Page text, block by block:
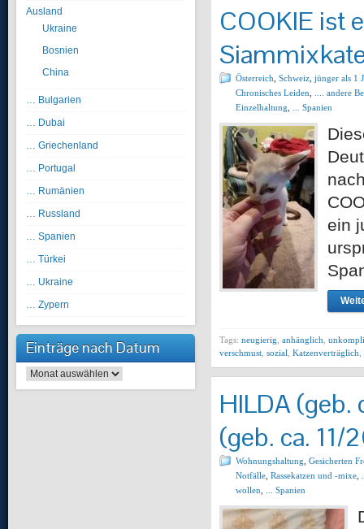
Ausland
Ukraine
Bosnien
China
… Bulgarien
… Dubai
… Griechenland
… Portugal
… Rumänien
… Russland
… Spanien
… Türkei
… Ukraine
… Zypern
Einträge nach Datum
Einträge nach Datum
COOKIE ist
Österreich Schweiz jünger als 1
Chronisches Leiden
.... andere
Einzelhaltung
... Spanien
ein
Tags: neugierig anhänglich
verschmust sozial Katzenverträglich
HILDA
(geb. ca. 11/
Wohnungshaltung Gesicherten
Notfälle Rassekatzen und -mixe
wollen
... Spanien